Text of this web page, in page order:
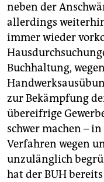
neben der
allerdings
immer wieder
Buchhaltung,
zur Bekämpfung
übereifrige
schwer machen –
Verfahren wegen
unzulänglich
hat der BUH